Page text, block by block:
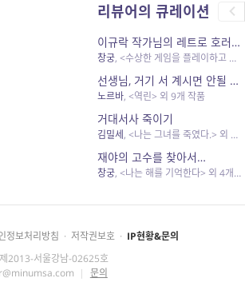
리뷰어의 큐레이션
이규락 작가님의 레트로 호러 리뷰
창궁, <수상한 게임을 플레이하고 있어> 외 3개 작품
선생님, 거기 서 계시면 안될 것 같은데요-역할 클리셰를 비튼 작품들
노르바, <역린> 외 9개 작품
거대서사 죽이기
김밀세, <나는 그녀를 죽였다.> 외 1개 작품
재야의 고수를 찾아서…
창궁, <나는 해를 기억한다> 외 4개 작품
정보처리방침 · 저작권보호 · IP현황&문의
2013-서울강남-02625호
| 문의